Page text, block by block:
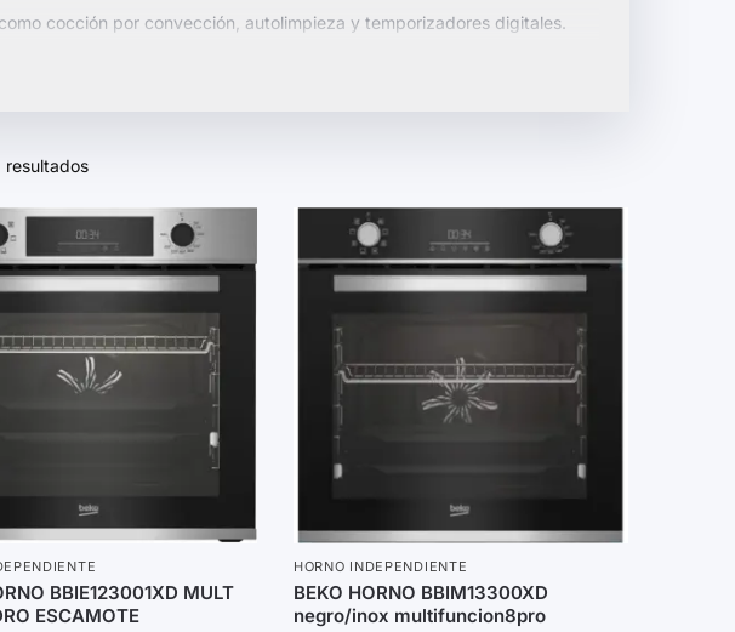
como cocción por convección, autolimpieza y temporizadores digitales.
resultados
BBIE123001XD MULT
ESCAMOTE
HORNO INDEPENDIENTE
BEKO HORNO BBIM13300XD
negro/inox multifuncion8pro